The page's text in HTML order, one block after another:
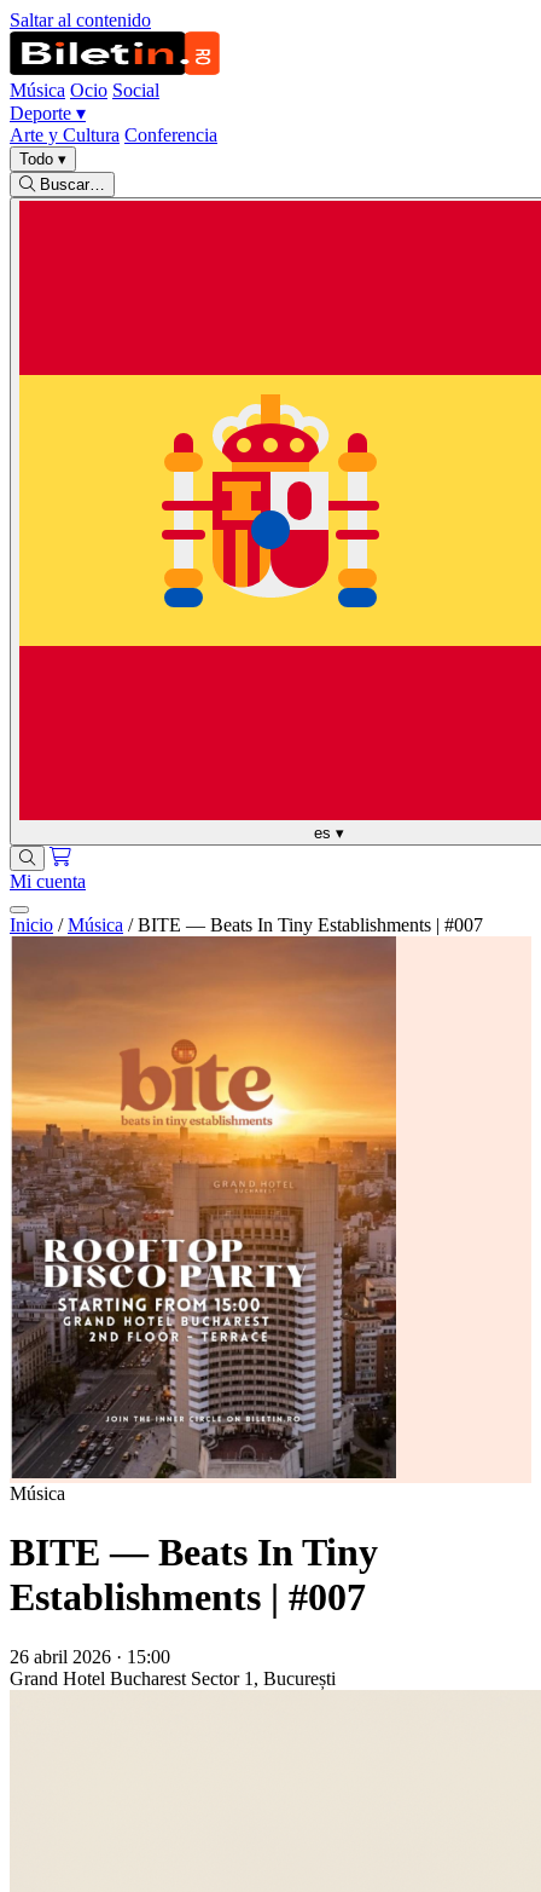
Saltar al contenido
Música Ocio Social
Deporte ▾
Arte y Cultura Conferencia
Todo ▾
Buscar…
es ▾
Mi cuenta
Inicio / Música / BITE — Beats In Tiny Establishments | #007
Música
BITE — Beats In Tiny
Establishments | #007
26 abril 2026 · 15:00
Grand Hotel Bucharest Sector 1, București